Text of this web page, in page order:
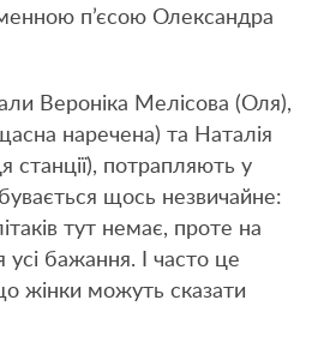
п’єсою Олександра
Вероніка Мелісова (Оля),
наречена) та Наталія
станції), потрапляють у
щось незвичайне:
тут немає, проте на
усі бажання. І часто це
жінки можуть сказати